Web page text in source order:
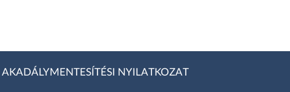
AKADÁLYMENTESÍTÉSI NYILATKOZAT